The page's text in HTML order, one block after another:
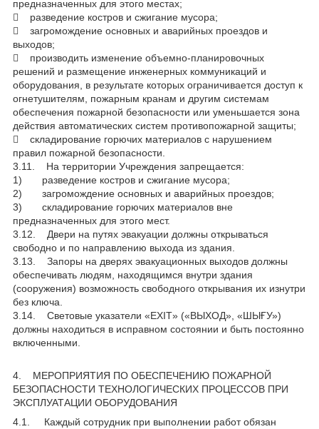
предназначенных для этого местах;
 разведение костров и сжигание мусора;
 загромождение основных и аварийных проездов и
выходов;
 производить изменение объемно-планировочных
решений и размещение инженерных коммуникаций и
оборудования, в результате которых ограничивается доступ к
огнетушителям, пожарным кранам и другим системам
обеспечения пожарной безопасности или уменьшается зона
действия автоматических систем противопожарной защиты;
 складирование горючих материалов с нарушением
правил пожарной безопасности.
3.11. На территории Учреждения запрещается:
1) разведение костров и сжигание мусора;
2) загромождение основных и аварийных проездов;
3) складирование горючих материалов вне
предназначенных для этого мест.
3.12. Двери на путях эвакуации должны открываться
свободно и по направлению выхода из здания.
3.13. Запоры на дверях эвакуационных выходов должны
обеспечивать людям, находящимся внутри здания
(сооружения) возможность свободного открывания их изнутри
без ключа.
3.14. Световые указатели «EXIT» («ВЫХОД», «ШЫҒУ»)
должны находиться в исправном состоянии и быть постоянно
включенными.
4. МЕРОПРИЯТИЯ ПО ОБЕСПЕЧЕНИЮ ПОЖАРНОЙ
БЕЗОПАСНОСТИ ТЕХНОЛОГИЧЕСКИХ ПРОЦЕССОВ ПРИ
ЭКСПЛУАТАЦИИ ОБОРУДОВАНИЯ
4.1. Каждый сотрудник при выполнении работ обязан